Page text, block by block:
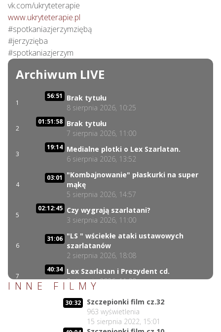
www.ukryteterapie.pl
#spotkaniazjerzymziębą
#jerzyzięba
#spotkaniazjerzym
Archiwum LIVE
1
56:51
Brak tytułu
8 sierpnia 2026, 10:25
2
01:51:58 Brak tytułu
7 sierpnia 2026, 11:00
3
19:14 Medialne plotki o Lex Szarlatan.
6 sierpnia 2026, 13:52
4
03:01
"Kombajnowanie" płaskurki na super
mąkę
5 sierpnia 2026, 14:57
5
02:12:45 Czy wygrają szarlatani?
3 sierpnia 2026, 11:00
6
31:06 "LS " wściekłe ataki ustawowych
szarlatanów
2 sierpnia 2026, 18:08
7
40:34 Lex Szarlatan i Prezydent cd.
2 sierpnia 2026, 11:09
Czego nie może się doczekać dr
Suwała?
1 sierpnia 2026, 16:01
INNE FILMY
30:32
Szczepionki film cz.32
963 wyświetlenia
15 sierpnia 2022, 15:01